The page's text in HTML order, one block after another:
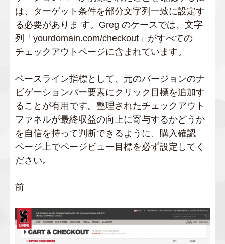
は、ターゲット条件を部分文字列一致に設定す
る必要がありま す。Greg のケースでは、文字
列「yourdomain.com/checkout」がすべての
チェックアウトページに含まれています。
ベースライン指標として、元のバージョンのナ
ビゲーションバー要素にクリック目標を追加す
ることが有用です。整理されたチェックアウト
ファネルが最終収益の向上に寄与するかどうか
を自信を持って判断できるように、購入確認
ページ上でページビュー目標を必ず設定してく
ださい。
前